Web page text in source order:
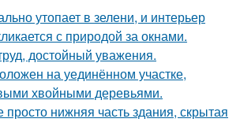
утопает в зелени, и интерьер
с природой за окнами.
достойный уважения.
на уединённом участке,
хвойными деревьями.
просто нижняя часть здания, скрытая